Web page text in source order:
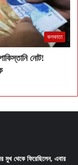
কলকাতা
নোট!
মুখ থেকে ফিরেছিলেন, এবার